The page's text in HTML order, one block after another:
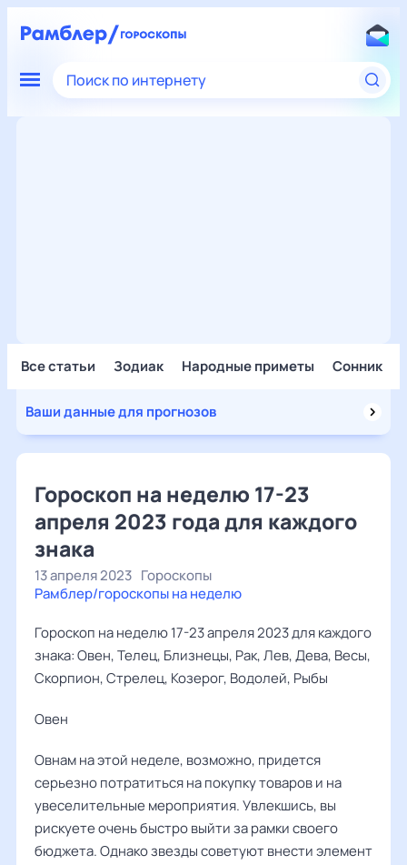
Поиск по интернету
Все статьи Зодиак Народные приметы Сонник
Ваши данные для прогнозов
Гороскоп на неделю 17-23
апреля 2023 года для каждого
знака
13 апреля 2023 Гороскопы
Рамблер/гороскопы на неделю
Гороскоп на неделю 17-23 апреля 2023 для каждого
знака: Овен, Телец, Близнецы, Рак, Лев, Дева, Весы,
Скорпион, Стрелец, Козерог, Водолей, Рыбы
Овен ‌‌
Овнам на этой неделе, возможно, придется
серьезно потратиться на покупку товаров и на
увеселительные мероприятия. Увлекшись, вы
рискуете очень быстро выйти за рамки своего
бюджета. Однако звезды советуют внести элемент